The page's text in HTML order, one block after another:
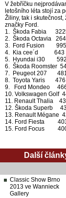
V žebříčku
letošního léta stojí za
Žiliny, tak i
značky Ford.
1. Škoda Fabia
2. Škoda Octavia
3. Ford Fusion 995
4. Kia cee´d 643
5. Hyundai i30 592
6. Škoda Roomster
7. Peugeot 207
8. Toyota Yaris 476
9. Ford Mondeo
10. Volkswagen Golf
11. Renault Thalia
12. Škoda Superb
13. Renault Mégane
14. Ford Fiesta
15. Ford Focus
Další
Classic Show Brno
2013 ve Wannieck
Gallery